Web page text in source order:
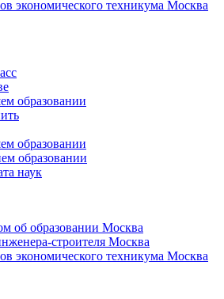
экономического техникума Москва
образовании
образовании
образовании
наук
об образовании Москва
строителя Москва
экономического техникума Москва